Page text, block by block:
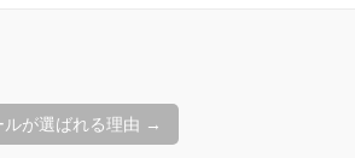
が選ばれる理由 →